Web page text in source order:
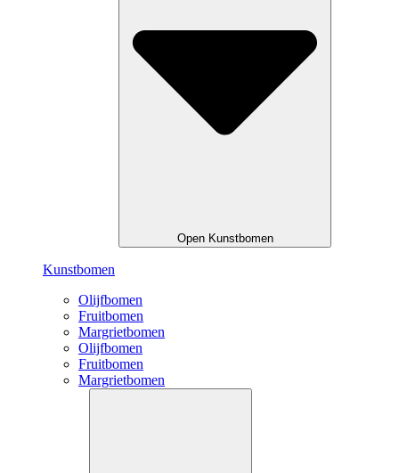
Open Kunstbomen
Kunstbomen
Olijfbomen
Fruitbomen
Margrietbomen
Olijfbomen
Fruitbomen
Margrietbomen